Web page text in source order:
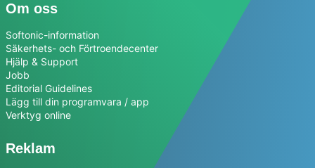
Om oss
Softonic-information
Säkerhets- och Förtroendecenter
Hjälp & Support
Jobb
Editorial Guidelines
Lägg till din programvara / app
Verktyg online
Reklam